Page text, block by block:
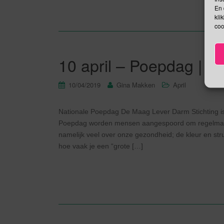
En
10 april – Poepdag |
10/04/2019 Gina Makken April
Nationale Poepdag De Maag Lever Darm Stichting
Poepdag worden mensen aangespoord om
namelijk veel over onze gezondheid; de kleur en
hoe vaak je een “grote […]